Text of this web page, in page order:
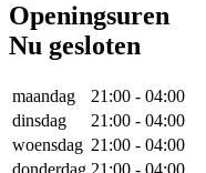
Openingsuren
Nu gesloten
maandag 21:00 - 04:00
dinsdag
21:00 - 04:00
woensdag 21:00 - 04:00
donderdag 21:00 - 04:00